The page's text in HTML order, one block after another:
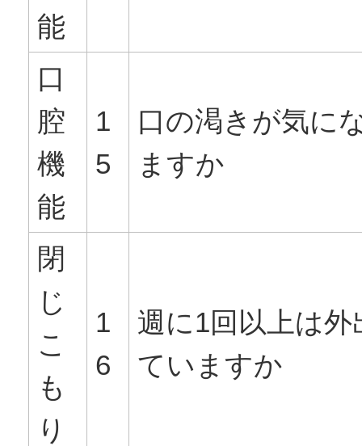
能
口
腔
機
能
1
5
口の渇きが気に
ますか
閉
じ
こ
も
り
1
6
週に1回以上は外
ていますか